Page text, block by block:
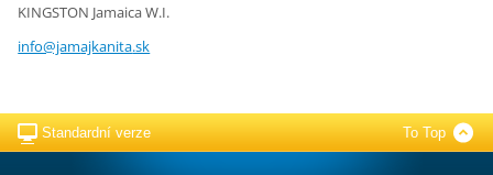
KINGSTON Jamaica W.I.
info@jamajkanita.sk
Standardní verze To Top